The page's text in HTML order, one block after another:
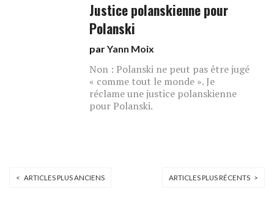
Justice polanskienne pour
Polanski
parYann Moix
Non : Polanski ne peut pas être jugé
« comme tout le monde ». Je
réclame une justice polanskienne
pour Polanski.
< ARTICLES PLUS ANCIENS ARTICLES PLUS RÉCENTS >